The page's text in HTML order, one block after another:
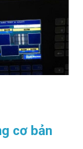
cơ bản